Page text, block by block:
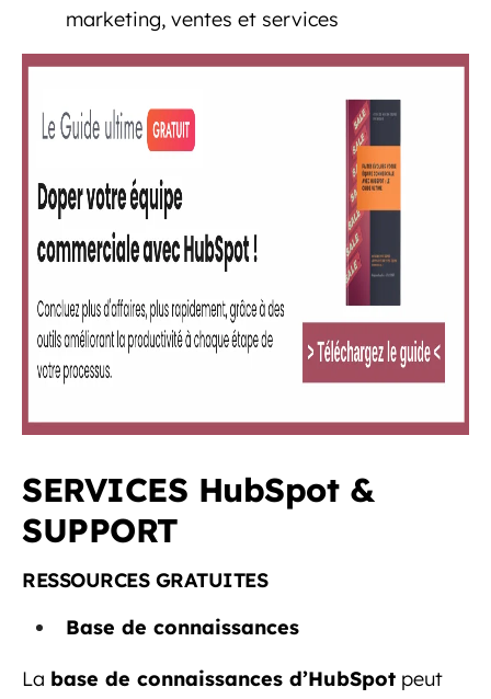
marketing, ventes et services
SERVICES HubSpot &
SUPPORT
RESSOURCES GRATUITES
Base de connaissances
La base de connaissances d’HubSpot peut